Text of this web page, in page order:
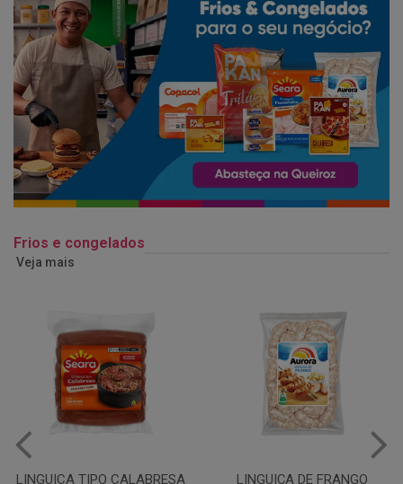
Frios e congelados
Veja mais
LINGUIÇA DE FRANGO QUEIJO MUSSARELA